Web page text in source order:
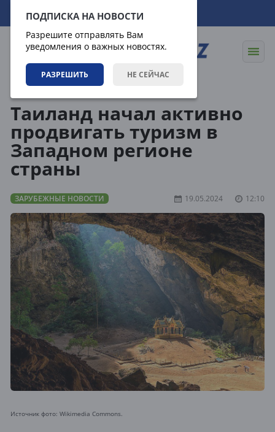
ПОДПИСКА НА НОВОСТИ
Разрешите отправлять Вам
уведомления о важных новостях.
РАЗРЕШИТЬ НЕ СЕЙЧАС
07.08.2026 00:44:01
Таиланд начал активно
продвигать туризм в
Западном регионе
страны
ЗАРУБЕЖНЫЕ НОВОСТИ 19.05.2024 12:10
Источник фото: Wikimedia Commons.